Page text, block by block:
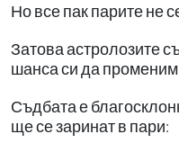
Но все пак парите не
Затова астролозите
шанса си да
Съдбата е
ще се заринат в пари: